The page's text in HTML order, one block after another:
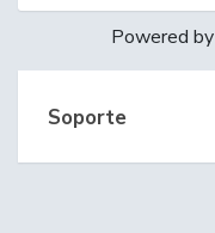
Powered by
Soporte